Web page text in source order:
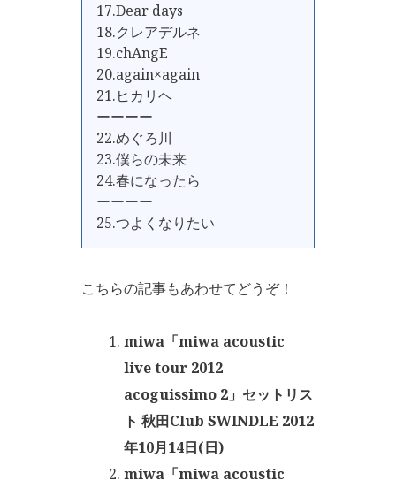
17.Dear days
18.クレアデルネ
19.chAngE
20.again×again
21.ヒカリヘ
ーーーー
22.めぐろ川
23.僕らの未来
24.春になったら
ーーーー
25.つよくなりたい
こちらの記事もあわせてどうぞ！
miwa「miwa acoustic
live tour 2012
acoguissimo 2」セットリス
ト 秋田Club SWINDLE 2012
年10月14日(日)
miwa「miwa acoustic